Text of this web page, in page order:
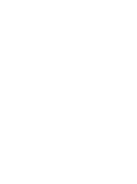
um portátil, um
quaisquer documentos e
acompanhem ou sejam
ao Serviço e/ou ao
quaisquer
de compra,
recibos ou e-mails de
ou renovação, e os
transação diretamente